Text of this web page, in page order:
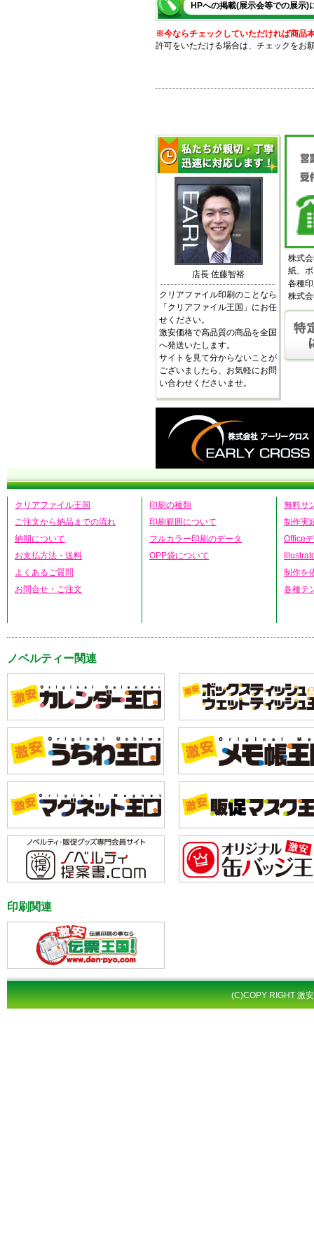
HPへの掲載(展示会等での展示)
※今ならチェックしていただければ商品
許可をいただける場合は、チェックをお
店長 佐藤智裕
クリアファイル印刷のことなら
「クリアファイル王国」にお任
せください。
激安価格で高品質の商品を全国
へ発送いたします。
サイトを見て分からないことが
ございましたら、お気軽にお問
い合わせくださいませ。
株式
紙、
各種
株式
クリアファイル王国
ご注文から納品までの流れ
納期について
お支払方法・送料
よくあるご質問
お問合せ・ご注文
印刷の種類
印刷範囲について
フルカラー印刷のデータ
OPP袋について
無料サ
制作実
Office
制作を
各種テ
ノベルティー関連
印刷関連
(C)COPY RIGHT 激